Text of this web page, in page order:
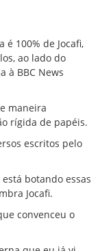
é 100% de Jocafi,
ao lado do
à BBC News
maneira
rígida de papéis.
escritos pelo
está botando essas
Jocafi.
convenceu o